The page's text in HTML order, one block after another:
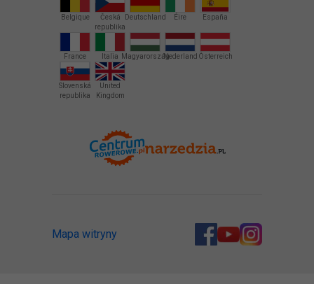
Belgique
Česká
republika
Deutschland Éire España
France Italia MagyarországNederland Österreich
Slovenská
republika
United
Kingdom
Mapa witryny